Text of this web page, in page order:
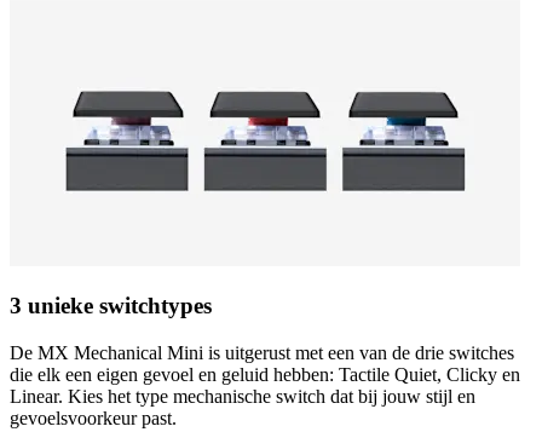
3 unieke switchtypes
De MX Mechanical Mini is uitgerust met een van de drie switches
die elk een eigen gevoel en geluid hebben: Tactile Quiet, Clicky en
Linear. Kies het type mechanische switch dat bij jouw stijl en
gevoelsvoorkeur past.